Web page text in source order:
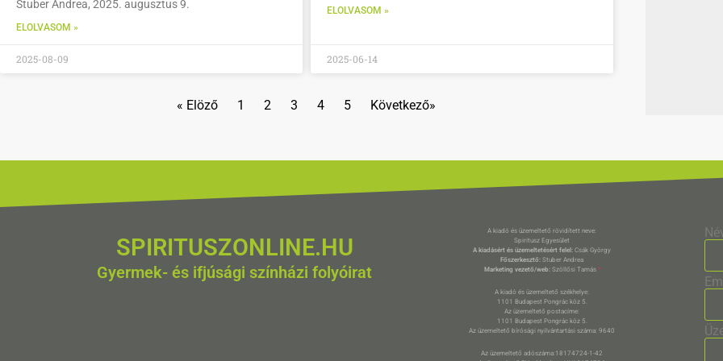
Stuber Andrea, 2025. augusztus 9.
ELOLVASOM »
2025-08-09
ELOLVASOM »
2025-06-14
« Elöző 1 2 3 4 5 Következő»
SPIRITUSZONLINE.HU
Gyermek- és ifjúsági színházi folyóirat
A kiadó és üzemeltető rövidített neve:
Spiritusz Egyesület
A kiadásért és üzemeltetésért felel: Csák György
Főszerkesztő: Stuber Andrea
Marketing vezető/web:Szöllősi Tamás *
A kiadó és üzemeltető székhelye:
1101 Budapest Pongrác köz 5.
Az üzemeltető postacíme:
1101 Budapest Pongrác köz 5.
Az üzemeltető bírósági nyilvántartási száma: 9640
Az üzemeltető adószáma:18174724-1-42